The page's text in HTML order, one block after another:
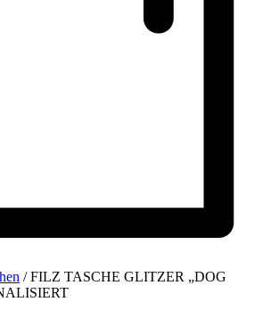
/FILZ TASCHE GLITZER „DOG